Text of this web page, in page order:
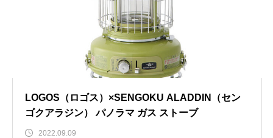
LOGOS（ロゴス）×SENGOKU ALADDIN（セン
ゴクアラジン） パノラマ ガス ストーブ
2022.09.09